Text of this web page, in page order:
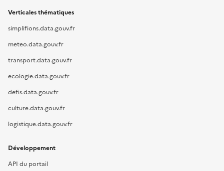
Verticales thématiques
simplifions.data.gouv.fr
meteo.data.gouv.fr
transport.data.gouv.fr
ecologie.data.gouv.fr
defis.data.gouv.fr
culture.data.gouv.fr
logistique.data.gouv.fr
Développement
API du portail